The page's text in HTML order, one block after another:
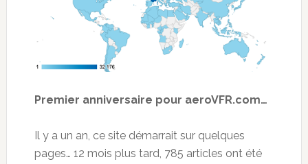
Premier anniversaire pour aeroVFR.com…
Il y a un an, ce site démarrait sur quelques
pages… 12 mois plus tard, 785 articles ont été